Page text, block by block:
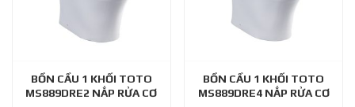
BỒN CẦU 1 KHỐI TOTO
MS889DRE2 NẮP RỬA CƠ
BỒN CẦU 1 KHỐI TOTO
MS889DRE4 NẮP RỬA CƠ